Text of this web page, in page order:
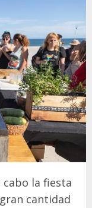
cabo la fiesta
cantidad